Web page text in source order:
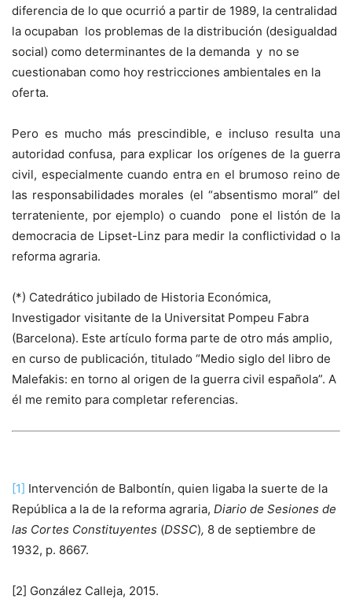
diferencia de lo que ocurrió a partir de 1989, la centralidad
la ocupaban los problemas de la distribución (desigualdad
social) como determinantes de la demanda y no se
cuestionaban como hoy restricciones ambientales en la
oferta.
Pero es mucho más prescindible, e incluso resulta una
autoridad confusa, para explicar los orígenes de la guerra
civil, especialmente cuando entra en el brumoso reino de
las responsabilidades morales (el “absentismo moral” del
terrateniente, por ejemplo) o cuando pone el listón de la
democracia de Lipset-Linz para medir la conflictividad o la
reforma agraria.
(*) Catedrático jubilado de Historia Económica,
Investigador visitante de la Universitat Pompeu Fabra
(Barcelona). Este artículo forma parte de otro más amplio,
en curso de publicación, titulado “Medio siglo del libro de
Malefakis: en torno al origen de la guerra civil española”. A
él me remito para completar referencias.
[1] Intervención de Balbontín, quien ligaba la suerte de la
República a la de la reforma agraria, Diario de Sesiones de
las Cortes Constituyentes (DSSC), 8 de septiembre de
1932, p. 8667.
[2] González Calleja, 2015.